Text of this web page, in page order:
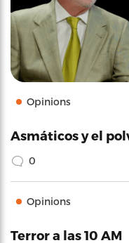
Opinions
Asmáticos y el
0
Opinions
Terror a las 10 AM